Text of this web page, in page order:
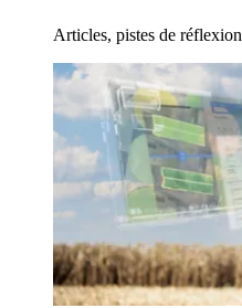
Articles, pistes de